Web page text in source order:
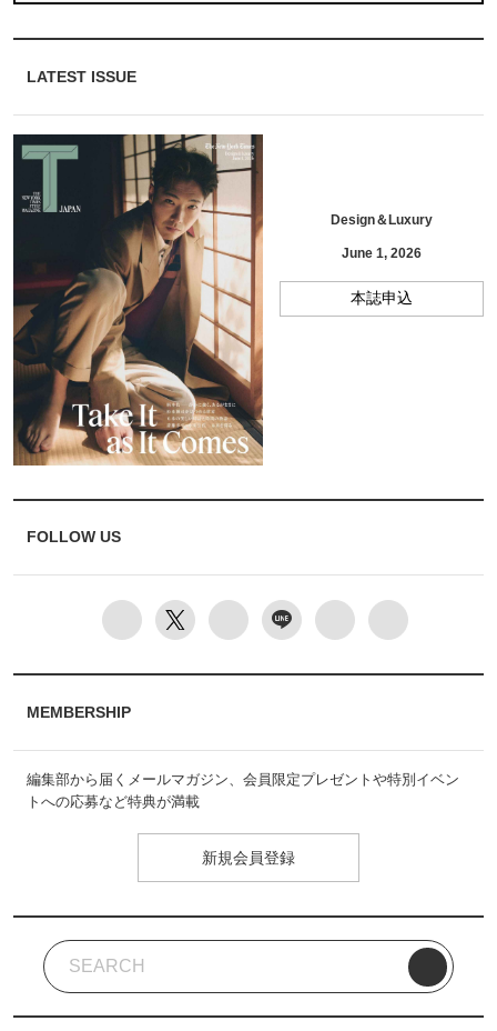
LATEST ISSUE
Design＆Luxury
June 1, 2026
本誌申込
FOLLOW US
MEMBERSHIP
編集部から届くメールマガジン、会員限定プレゼントや特別イベン
トへの応募など特典が満載
新規会員登録